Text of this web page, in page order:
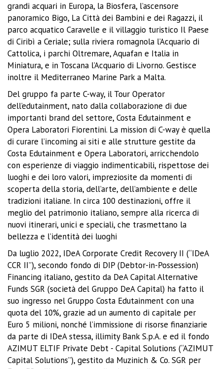
grandi acquari in Europa, la Biosfera, l’ascensore
panoramico Bigo, La Città dei Bambini e dei Ragazzi, il
parco acquatico Caravelle e il villaggio turistico Il Paese
di Ciribì a Ceriale; sulla riviera romagnola l’Acquario di
Cattolica, i parchi Oltremare, Aquafan e Italia in
Miniatura, e in Toscana l’Acquario di Livorno. Gestisce
inoltre il Mediterraneo Marine Park a Malta.
Del gruppo fa parte C-way, il Tour Operator
dell’edutainment, nato dalla collaborazione di due
importanti brand del settore, Costa Edutainment e
Opera Laboratori Fiorentini. La mission di C-way è quella
di curare l’incoming ai siti e alle strutture gestite da
Costa Edutainment e Opera Laboratori, arricchendolo
con esperienze di viaggio indimenticabili, rispettose dei
luoghi e dei loro valori, impreziosite da momenti di
scoperta della storia, dell’arte, dell’ambiente e delle
tradizioni italiane. In circa 100 destinazioni, offre il
meglio del patrimonio italiano, sempre alla ricerca di
nuovi itinerari, unici e speciali, che trasmettano la
bellezza e l’identità dei luoghi
Da luglio 2022, IDeA Corporate Credit Recovery II (“IDeA
CCR II”), secondo fondo di DIP (Debtor-in-Possession)
Financing italiano, gestito da DeA Capital Alternative
Funds SGR (società del Gruppo DeA Capital) ha fatto il
suo ingresso nel Gruppo Costa Edutainment con una
quota del 10%, grazie ad un aumento di capitale per
Euro 5 milioni, nonché l’immissione di risorse finanziarie
da parte di IDeA stessa, illimity Bank S.p.A. e ed il fondo
AZIMUT ELTIF Private Debt - Capital Solutions (“AZIMUT
Capital Solutions”), gestito da Muzinich & Co. SGR per